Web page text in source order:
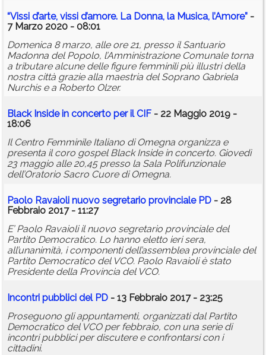
“Vissi d’arte, vissi d’amore. La Donna, la Musica, l’Amore” -
7 Marzo 2020 - 08:01
Domenica 8 marzo, alle ore 21, presso il Santuario
Madonna del Popolo, l’Amministrazione Comunale torna
a tributare alcune delle figure femminili più illustri della
nostra città grazie alla maestria del Soprano Gabriela
Nurchis e a Roberto Olzer.
Black Inside in concerto per il CIF - 22 Maggio 2019 -
18:06
Il Centro Femminile Italiano di Omegna organizza e
presenta il coro gospel Black Inside in concerto. Giovedì
23 maggio alle 20,45 presso la Sala Polifunzionale
dell’Oratorio Sacro Cuore di Omegna.
Paolo Ravaioli nuovo segretario provinciale PD - 28
Febbraio 2017 - 11:27
E’ Paolo Ravaioli il nuovo segretario provinciale del
Partito Democratico. Lo hanno eletto ieri sera,
all’unanimità, i componenti dell’assemblea provinciale del
Partito Democratico del VCO. Paolo Ravaioli è stato
Presidente della Provincia del VCO.
Incontri pubblici del PD - 13 Febbraio 2017 - 23:25
Proseguono gli appuntamenti, organizzati dal Partito
Democratico del VCO per febbraio, con una serie di
incontri pubblici per discutere e confrontarsi con i
cittadini.